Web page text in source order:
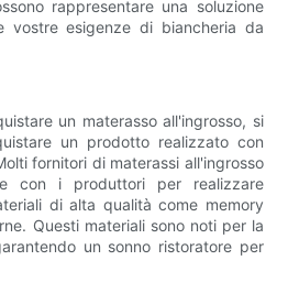
rappresentare una soluzione
vostre esigenze di biancheria da
un materasso all'ingrosso, si
un prodotto realizzato con
fornitori di materassi all'ingrosso
con i produttori per realizzare
di alta qualità come memory
Questi materiali sono noti per la
un sonno ristoratore per